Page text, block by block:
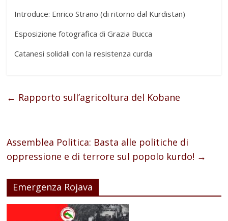
Introduce: Enrico Strano (di ritorno dal Kurdistan)
Esposizione fotografica di Grazia Bucca
Catanesi solidali con la resistenza curda
← Rapporto sull’agricoltura del Kobane
Assemblea Politica: Basta alle politiche di
oppressione e di terrore sul popolo kurdo! →
Emergenza Rojava